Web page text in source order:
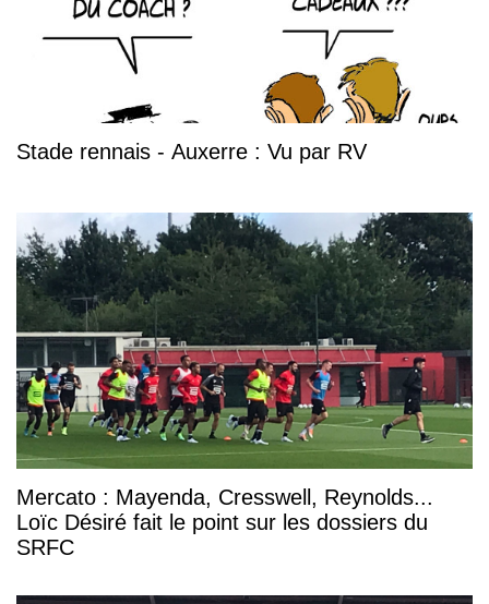
Stade rennais - Auxerre : Vu par RV
Mercato : Mayenda, Cresswell, Reynolds...
Loïc Désiré fait le point sur les dossiers du
SRFC